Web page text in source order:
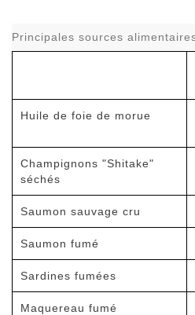
Principales sources
Huile de foie de morue
Champignons "Shitake"
séchés
Saumon sauvage cru
Saumon fumé
Sardines fumées
Maquereau fumé